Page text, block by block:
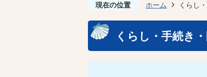
現在の位置 ホーム くらし
くらし・手続き